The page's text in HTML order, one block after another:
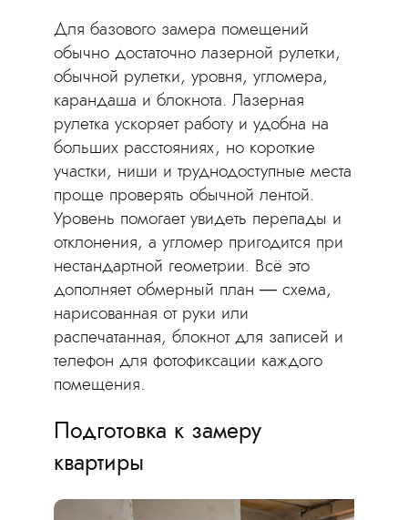
Для базового замера помещений
обычно достаточно лазерной рулетки,
обычной рулетки, уровня, угломера,
карандаша и блокнота. Лазерная
рулетка ускоряет работу и удобна на
больших расстояниях, но короткие
участки, ниши и труднодоступные места
проще проверять обычной лентой.
Уровень помогает увидеть перепады и
отклонения, а угломер пригодится при
нестандартной геометрии. Всё это
дополняет обмерный план — схема,
нарисованная от руки или
распечатанная, блокнот для записей и
телефон для фотофиксации каждого
помещения.
Подготовка к замеру
квартиры